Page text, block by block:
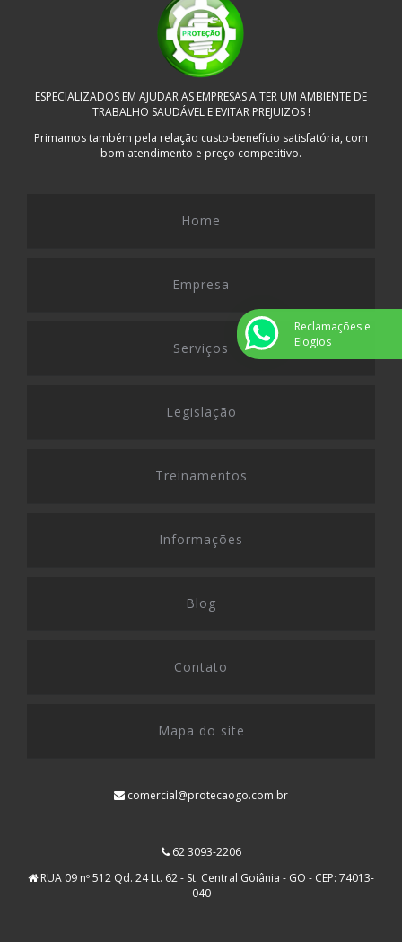
ESPECIALIZADOS EM AJUDAR AS EMPRESAS A TER UM AMBIENTE DE
TRABALHO SAUDÁVEL E EVITAR PREJUIZOS !
Primamos também pela relação custo-benefício satisfatória, com
bom atendimento e preço competitivo.
Home
Empresa
Serviços
Legislação
Treinamentos
Informações
Blog
Contato
Mapa do site
comercial@protecaogo.com.br
62 3093-2206
RUA 09 nº 512 Qd. 24 Lt. 62 - St. Central Goiânia - GO - CEP: 74013-
040
Reclamações e
Elogios